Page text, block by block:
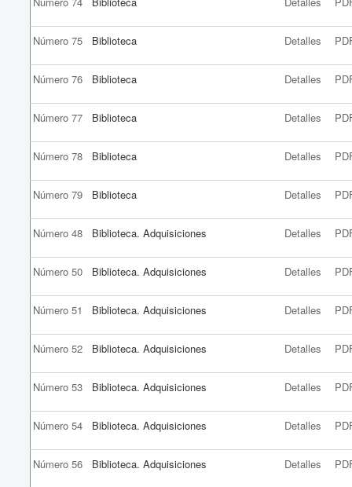
Número 75 Biblioteca Detalles
Número 76 Biblioteca Detalles
Número 77 Biblioteca Detalles
Número 78 Biblioteca Detalles
Número 79 Biblioteca Detalles
Número 48 Biblioteca. Adquisiciones Detalles
Número 50 Biblioteca. Adquisiciones Detalles
Número 51 Biblioteca. Adquisiciones Detalles
Número 52 Biblioteca. Adquisiciones Detalles
Número 53 Biblioteca. Adquisiciones Detalles
Número 54 Biblioteca. Adquisiciones Detalles
Número 56 Biblioteca. Adquisiciones Detalles